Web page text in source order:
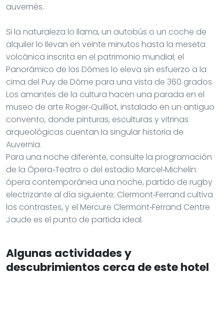
auvernés.
Si la naturaleza lo llama, un autobús o un coche de
alquiler lo llevan en veinte minutos hasta la meseta
volcánica inscrita en el patrimonio mundial; el
Panorámico de los Dômes lo eleva sin esfuerzo a la
cima del Puy de Dôme para una vista de 360 grados.
Los amantes de la cultura hacen una parada en el
museo de arte Roger‑Quilliot, instalado en un antiguo
convento, donde pinturas, esculturas y vitrinas
arqueológicas cuentan la singular historia de
Auvernia.
Para una noche diferente, consulte la programación
de la Ópera‑Teatro o del estadio Marcel‑Michelin:
ópera contemporánea una noche, partido de rugby
electrizante al día siguiente; Clermont‑Ferrand cultiva
los contrastes, y el Mercure Clermont‑Ferrand Centre
Jaude es el punto de partida ideal.
Algunas actividades y
descubrimientos cerca de este hotel